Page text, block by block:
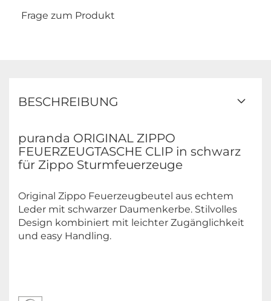
Frage zum Produkt
BESCHREIBUNG
puranda ORIGINAL ZIPPO
FEUERZEUGTASCHE CLIP in schwarz
für Zippo Sturmfeuerzeuge
Original Zippo Feuerzeugbeutel aus echtem
Leder mit schwarzer Daumenkerbe. Stilvolles
Design kombiniert mit leichter Zugänglichkeit
und easy Handling.